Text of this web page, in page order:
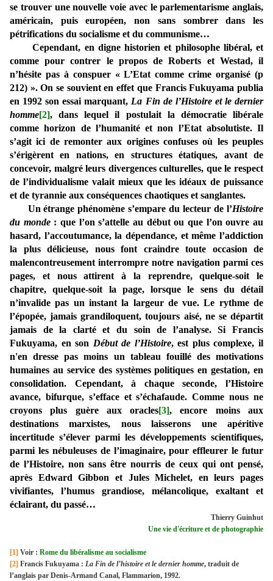
se trouver une nouvelle voie avec le parlementarisme anglais,
américain, puis européen, non sans sombrer dans les
pétrifications du socialisme et du communisme…
Cependant, en digne historien et philosophe libéral, et
comme pour contrer le propos de Roberts et Westad, il
n’hésite pas à conspuer « L’Etat comme crime organisé (p
212) ». On se souvient en effet que Francis Fukuyama publia
en 1992 son essai marquant, La Fin de l’Histoire et le dernier
homme[2], dans lequel il postulait la démocratie libérale
comme horizon de l’humanité et non l’Etat absolutiste. Il
s’agit ici de remonter aux origines confuses où les peuples
s’érigèrent en nations, en structures étatiques, avant de
concevoir, malgré leurs divergences culturelles, que le respect
de l’individualisme valait mieux que les idéaux de puissance
et de tyrannie aux conséquences chaotiques et sanglantes.
Un étrange phénomène s’empare du lecteur de l’Histoire
du monde: que l’on s’attelle au début ou que l’on ouvre au
hasard, l’accoutumance, la dépendance, et même l’addiction
la plus délicieuse, nous font craindre toute occasion de
malencontreusement interrompre notre navigation parmi ces
pages, et nous attirent à la reprendre, quelque-soit le
chapitre, quelque-soit la page, lorsque le sens du détail
n’invalide pas un instant la largeur de vue. Le rythme de
l’épopée, jamais grandiloquent, toujours aisé, ne se départit
jamais de la clarté et du soin de l’analyse. Si Francis
Fukuyama, en son Début de l’Histoire, est plus complexe, il
n'en dresse pas moins un tableau fouillé des motivations
humaines au service des systèmes politiques en gestation, en
consolidation. Cependant, à chaque seconde, l’Histoire
avance, bifurque, s’efface et s’échafaude. Comme nous ne
croyons plus guère aux oracles[3], encore moins aux
destinations marxistes, nous laisserons une apéritive
incertitude s’élever parmi les développements scientifiques,
parmi les nébuleuses de l’imaginaire, pour effleurer le futur
de l’Histoire, non sans être nourris de ceux qui ont pensé,
après Edward Gibbon et Jules Michelet, en leurs pages
vivifiantes, l’humus grandiose, mélancolique, exaltant et
éclairant, du passé…
Thierry Guinhut
Une vie d'écriture et de photographie
[1] Voir : Rome du libéralisme au socialisme
[2] Francis Fukuyama : La Fin de l’histoire et le dernier homme, traduit de
l’anglais par Denis-Armand Canal, Flammarion, 1992.